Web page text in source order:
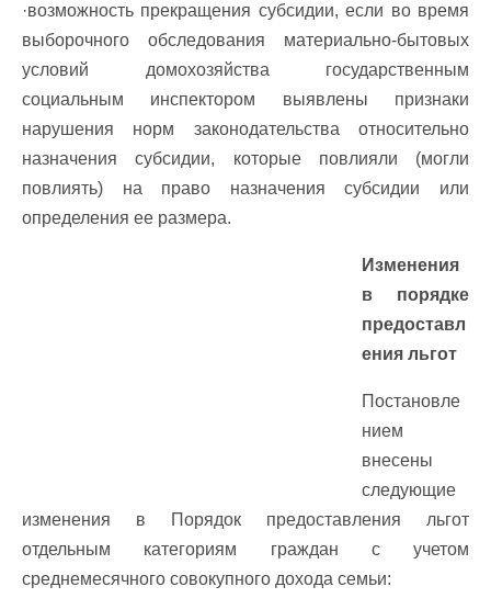
·возможность прекращения субсидии, если во время
выборочного обследования материально-бытовых
условий домохозяйства государственным
социальным инспектором выявлены признаки
нарушения норм законодательства относительно
назначения субсидии, которые повлияли (могли
повлиять) на право назначения субсидии или
определения ее размера.
Изменения
в порядке
предоставл
ения льгот
Постановле
нием
внесены
следующие
изменения в Порядок предоставления льгот
отдельным категориям граждан с учетом
среднемесячного совокупного дохода семьи: